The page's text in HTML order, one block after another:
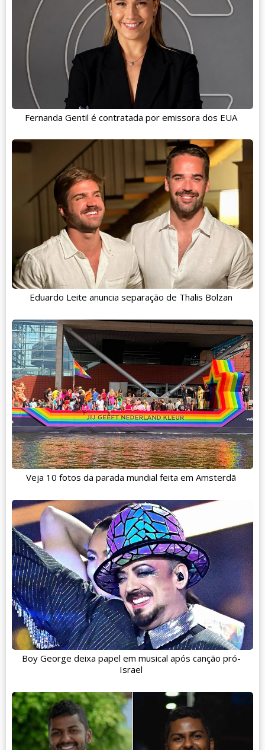
Fernanda Gentil é contratada por emissora dos EUA
Eduardo Leite anuncia separação de Thalis Bolzan
Veja 10 fotos da parada mundial feita em Amsterdã
Boy George deixa papel em musical após canção pró-
Israel